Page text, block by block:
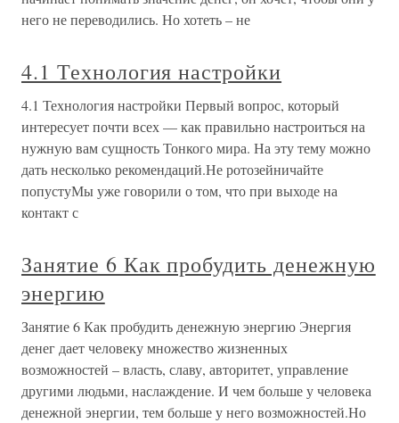
него не переводились. Но хотеть – не
4.1 Технология настройки
4.1 Технология настройки Первый вопрос, который
интересует почти всех — как правильно настроиться на
нужную вам сущность Тонкого мира. На эту тему можно
дать несколько рекомендаций.Не ротозейничайте
попустуМы уже говорили о том, что при выходе на
контакт с
Занятие 6 Как пробудить денежную
энергию
Занятие 6 Как пробудить денежную энергию Энергия
денег дает человеку множество жизненных
возможностей – власть, славу, авторитет, управление
другими людьми, наслаждение. И чем больше у человека
денежной энергии, тем больше у него возможностей.Но